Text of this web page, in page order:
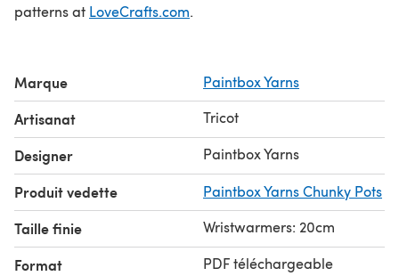
patterns at LoveCrafts.com.
Marque Paintbox Yarns
Artisanat Tricot
Designer Paintbox Yarns
Produit vedette Paintbox Yarns Chunky Pots
Taille finie Wristwarmers: 20cm
Format PDF téléchargeable